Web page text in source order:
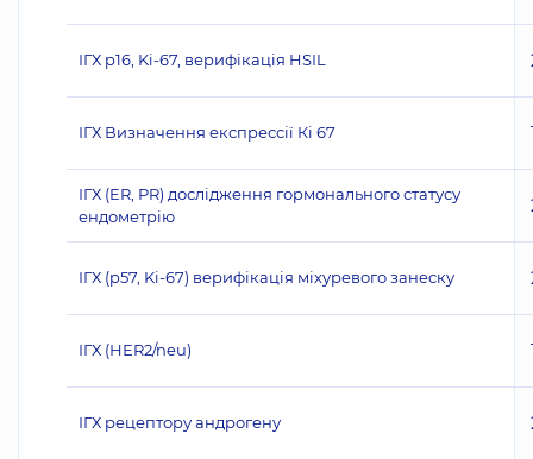
ІГХ p16, Ki-67, верифікація HSIL
ІГХ Визначення експрессії Кі 67
ІГХ (ER, PR) дослідження гормонального статусу
ендометрію
ІГХ (p57, Ki-67) верифікація міхуревого занеску
ІГХ (НЕR2/neu)
ІГХ рецептору андрогену